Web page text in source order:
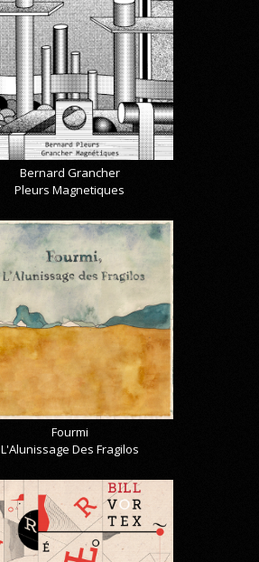
Bernard Grancher
Pleurs Magnetiques
Fourmi
L'Alunissage Des Fragilos